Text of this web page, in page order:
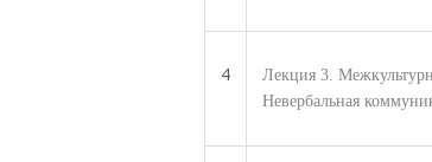
4
Лекция 3.
Невербальная